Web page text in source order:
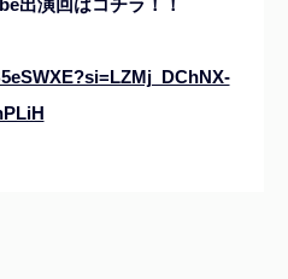
出演回はコチラ！！